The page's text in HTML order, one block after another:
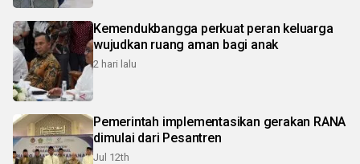
Kemendukbangga perkuat peran keluarga
wujudkan ruang aman bagi anak
2 hari lalu
Pemerintah implementasikan gerakan RANA
dimulai dari Pesantren
Jul 12th